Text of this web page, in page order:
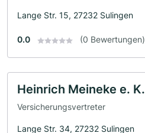
Lange Str. 15, 27232 Sulingen
0.0 (0 Bewertungen)
Heinrich Meineke e. K.
Versicherungsvertreter
Lange Str. 34, 27232 Sulingen